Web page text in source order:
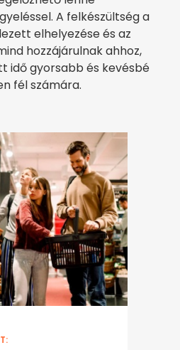
A felkészültség a
elhelyezése és az
hozzájárulnak ahhoz,
idő gyorsabb és kevésbé
fél számára.